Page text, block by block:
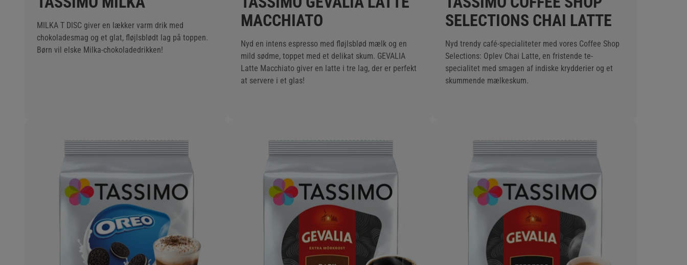
MILKA T DISC giver en lækker varm drik med
chokoladesmag og et glat, fløjlsblødt lag på toppen.
Børn vil elske Milka-chokoladedrikken!
MACCHIATO
Nyd en intens espresso med fløjlsblød mælk og en
mild sødme, toppet med et delikat skum. GEVALIA
Latte Macchiato giver en latte i tre lag, der er perfekt
at servere i et glas!
SELECTIONS CHAI LATTE
Nyd trendy café-specialiteter med vores Coffee Shop
Selections: Oplev Chai Latte, en fristende te-
specialitet med smagen af indiske krydderier og et
skummende mælkeskum.